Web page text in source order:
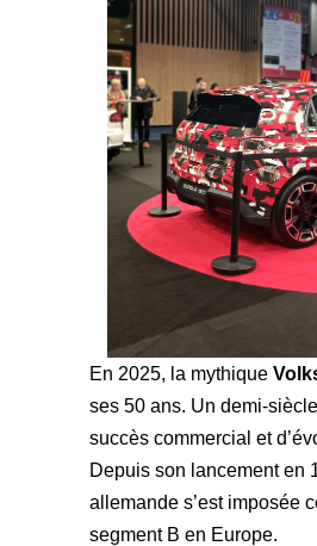
En 2025, la mythique
ses 50 ans. Un demi-
succès commercial et
Depuis son lancement en
allemande s’est imposée
segment B en Europe.